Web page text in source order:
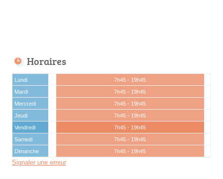
Horaires
Lundi
7h45 - 19h45
Mardi
7h45 - 19h45
Mercredi
7h45 - 19h45
Jeudi
7h45 - 19h45
Vendredi
7h45 - 19h45
Samedi
7h45 - 19h45
Dimanche
7h45 - 19h45
Signaler une erreur